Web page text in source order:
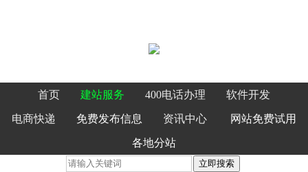
首页 建站服务 400电话办理 软件开发
电商快递 免费发布信息 资讯中心 网站免费试用
各地分站
立即搜索